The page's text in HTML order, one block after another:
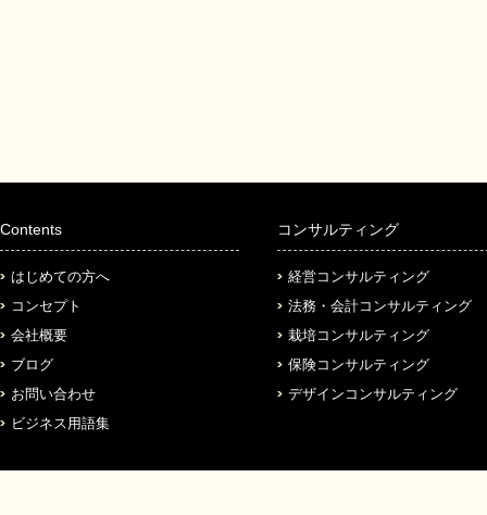
Contents
はじめての方へ
コンセプト
会社概要
ブログ
お問い合わせ
ビジネス用語集
コンサルティング
経営コンサルティング
法務・会計コンサルティング
栽培コンサルティング
保険コンサルティング
デザインコンサルティング